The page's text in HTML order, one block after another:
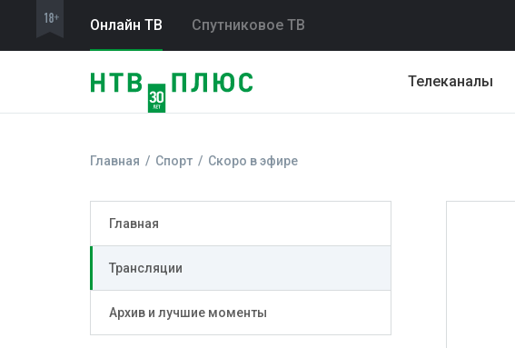
Онлайн ТВ Спутниковое ТВ
Телеканалы
Главная Спорт Скоро в эфире
Главная
Трансляции
Архив и лучшие моменты